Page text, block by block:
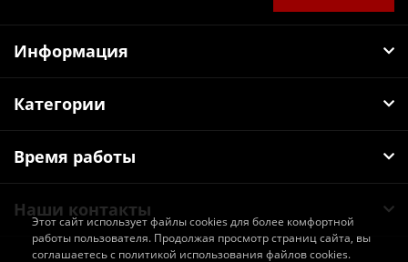
Информация
Категории
Время работы
Наши контакты
Этот сайт использует файлы cookies для более комфортной
работы пользователя. Продолжая просмотр страниц сайта, вы
соглашаетесь с политикой использования файлов cookies.